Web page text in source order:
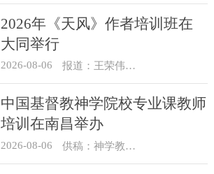
2026年《天风》作者培训班在
大同举行
2026-08-06 报道：王荣伟 摄影：冯谦
中国基督教神学院校专业课教师
培训在南昌举办
2026-08-06 供稿：神学教育部